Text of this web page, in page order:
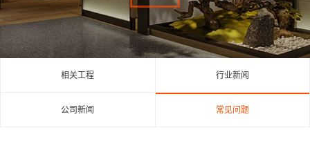
相关工程 行业新闻
公司新闻 常见问题